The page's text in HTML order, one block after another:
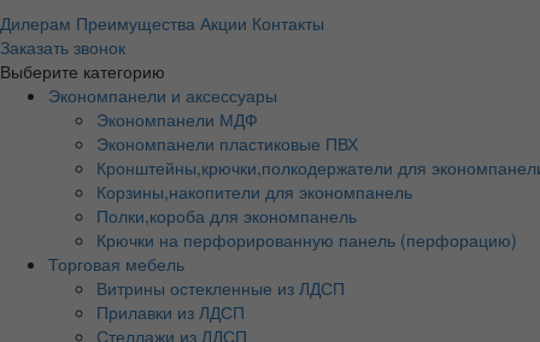
Дилерам Преимущества Акции Контакты
Заказать звонок
Выберите категорию
Экономпанели и аксессуары
Экономпанели МДФ
Экономпанели пластиковые ПВХ
Кронштейны,крючки,полкодержатели для
Корзины,накопители для экономпанель
Полки,короба для экономпанель
Крючки на перфорированную панель (перфорацию)
Торговая мебель
Витрины остекленные из ЛДСП
Прилавки из ЛДСП
Стеллажи из ЛДСП